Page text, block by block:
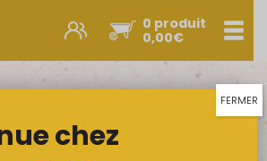
0 produit
0,00€
et nouveautés
Légumes & œufs
chez
FERMER